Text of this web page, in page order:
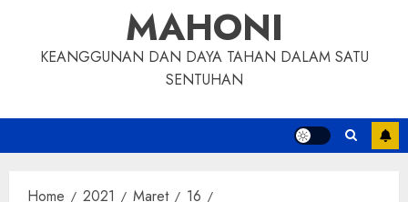
MAHONI
KEANGGUNAN DAN DAYA TAHAN DALAM SATU
SENTUHAN
Home 2021 Maret
16